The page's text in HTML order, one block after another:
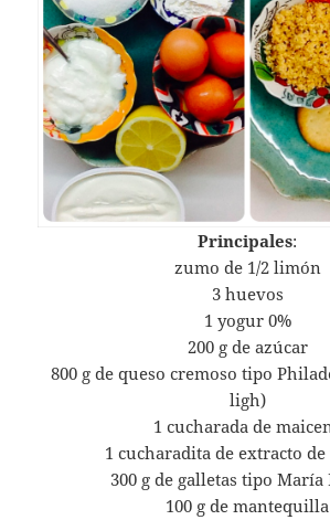
Principales:
zumo de 1/2 limón
3 huevos
1 yogur 0%
200 g de azúcar
800 g de queso cremoso tipo
ligh)
1 cucharada de
1 cucharadita de extracto
300 g de galletas tipo María
100 g de mantequilla